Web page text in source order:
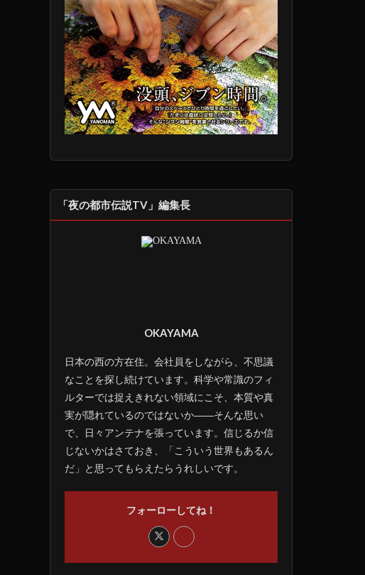
「夜の都市伝説TV」編集長
OKAYAMA
日本の西の方在住。会社員をしながら、不思議
なことを探し続けています。科学や常識のフィ
ルターでは捉えきれない領域にこそ、本質や真
実が隠れているのではないか――そんな思い
で、日々アンテナを張っています。信じるか信
じないかはさておき、「こういう世界もあるん
だ」と思ってもらえたらうれしいです。
フォーローしてね！